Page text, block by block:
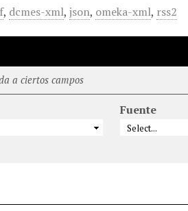
, dcmes-xml,json, omeka-xml, rss2
a ciertos campos
Fuente